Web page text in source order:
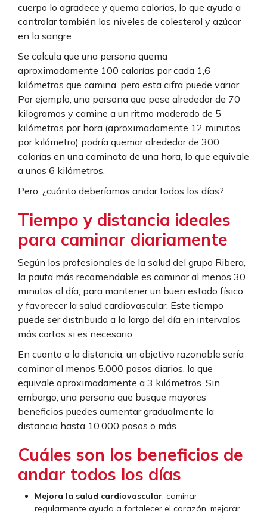
cuerpo lo agradece y quema calorías, lo que ayuda a
controlar también los niveles de colesterol y azúcar
en la sangre.
Se calcula que una persona quema
aproximadamente 100 calorías por cada 1,6
kilómetros que camina, pero esta cifra puede variar.
Por ejemplo, una persona que pese alrededor de 70
kilogramos y camine a un ritmo moderado de 5
kilómetros por hora (aproximadamente 12 minutos
por kilómetro) podría quemar alrededor de 300
calorías en una caminata de una hora, lo que equivale
a unos 6 kilómetros.
Pero, ¿cuánto deberíamos andar todos los días?
Tiempo y distancia ideales
para caminar diariamente
Según los profesionales de la salud del grupo Ribera,
la pauta más recomendable es caminar al menos 30
minutos al día, para mantener un buen estado físico
y favorecer la salud cardiovascular. Este tiempo
puede ser distribuido a lo largo del día en intervalos
más cortos si es necesario.
En cuanto a la distancia, un objetivo razonable sería
caminar al menos 5.000 pasos diarios, lo que
equivale aproximadamente a 3 kilómetros. Sin
embargo, una persona que busque mayores
beneficios puedes aumentar gradualmente la
distancia hasta 10.000 pasos o más.
Cuáles son los beneficios de
andar todos los días
Mejora la salud cardiovascular: caminar
regularmente ayuda a fortalecer el corazón, mejorar